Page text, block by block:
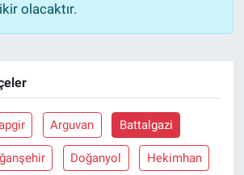
olacaktır.
Arguvan Battalgazi
Doğanyol Hekimhan